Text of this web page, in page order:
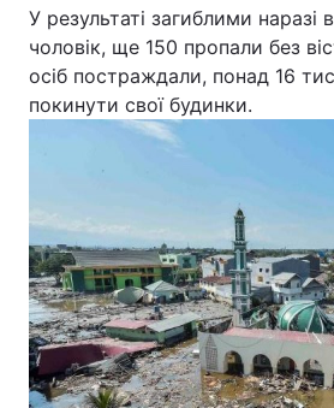
Архів
Контакти
ПОСЛУГИ
Реклама на сайті
Моніторинг
У результаті загиблими
чоловік, ще 150 пропали без
осіб постраждали, понад 16
покинути свої будинки.